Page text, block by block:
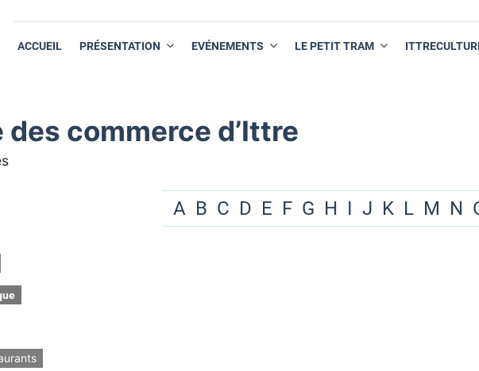
ACCUEIL PRÉSENTATION EVÉNEMENTS LE PETIT TRAM
commerce d’Ittre
A B C D E F G H I J K L M N